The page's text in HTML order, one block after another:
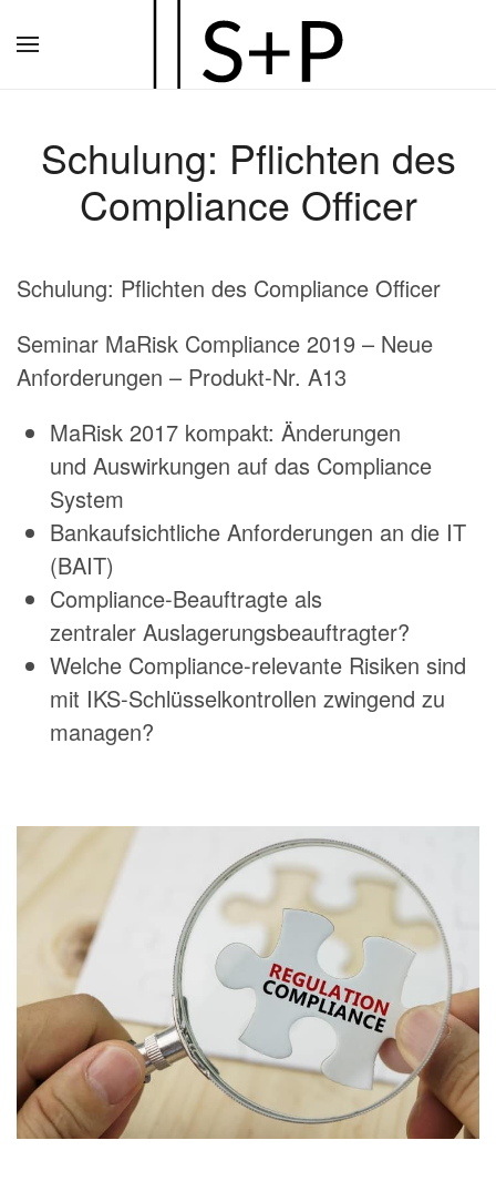
Hauptinhalt
Schulung: Pflichten des
Compliance Officer
Schulung: Pflichten des Compliance Officer
Seminar MaRisk Compliance 2019 – Neue
Anforderungen – Produkt-Nr. A13
MaRisk 2017 kompakt: Änderungen
und Auswirkungen auf das Compliance
System
Bankaufsichtliche Anforderungen an die IT
(BAIT)
Compliance-Beauftragte als
zentraler Auslagerungsbeauftragter?
Welche Compliance-relevante Risiken sind
mit IKS-Schlüsselkontrollen zwingend zu
managen?